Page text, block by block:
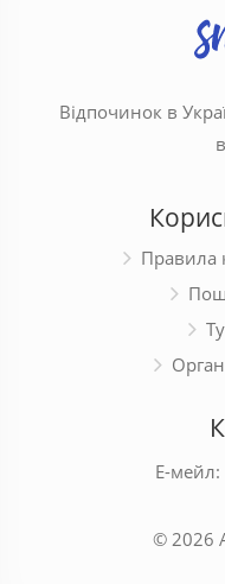
Відпочинок в
Правила
Е-мейл:
© 2026